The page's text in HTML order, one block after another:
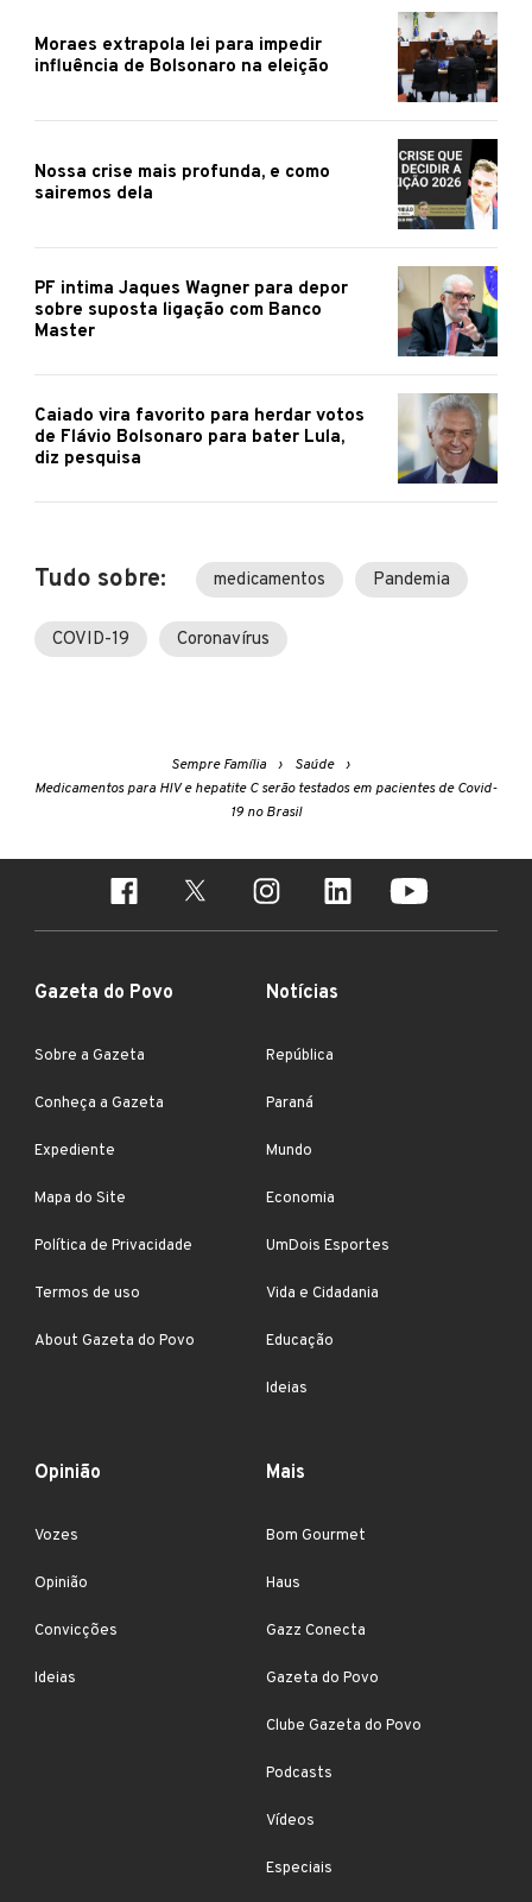
Moraes extrapola lei para impedir
influência de Bolsonaro na eleição
Nossa crise mais profunda, e como
sairemos dela
PF intima Jaques Wagner para depor
sobre suposta ligação com Banco
Master
Caiado vira favorito para herdar votos
de Flávio Bolsonaro para bater Lula,
diz pesquisa
Tudo sobre: medicamentos Pandemia
COVID-19 Coronavírus
Sempre Família
Saúde
Medicamentos para HIV e hepatite C serão testados em pacientes de Covid-
19 no Brasil
Gazeta do Povo
Sobre a Gazeta
Conheça a Gazeta
Expediente
Mapa do Site
Política de Privacidade
Termos de uso
About Gazeta do Povo
Notícias
República
Paraná
Mundo
Economia
UmDois Esportes
Vida e Cidadania
Educação
Ideias
Opinião
Vozes
Opinião
Convicções
Ideias
Mais
Bom Gourmet
Haus
Gazz Conecta
Gazeta do Povo
Clube Gazeta do Povo
Podcasts
Vídeos
Especiais